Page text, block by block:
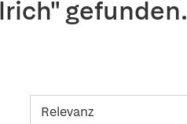
gefunden.